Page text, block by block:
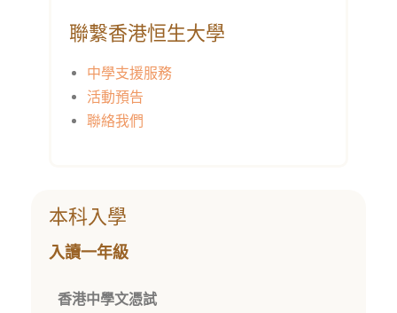
聯繫香港恒生大學
中學支援服務
活動預告
聯絡我們
本科入學
入讀一年級
香港中學文憑試